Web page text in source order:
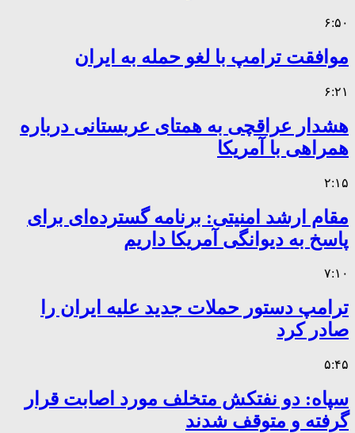
۶:۵۰
موافقت ترامپ با لغو حمله به ایران
۶:۲۱
هشدار عراقچی به همتای عربستانی درباره
همراهی با آمریکا
۲:۱۵
مقام ارشد امنیتی: برنامه گسترده‌ای برای
پاسخ به دیوانگی آمریکا داریم
۷:۱۰
ترامپ دستور حملات جدید علیه ایران را
صادر کرد
۵:۴۵
سپاه: دو نفتکش متخلف مورد اصابت قرار
گرفته و متوقف شدند